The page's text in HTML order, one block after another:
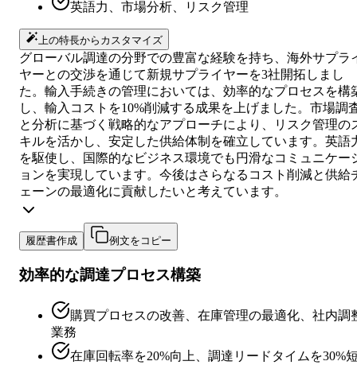
英語力、市場分析、リスク管理
上の特長からカスタマイズ
グローバル調達の分野での豊富な経験を持ち、海外サプラ
ヤーとの交渉を通じて新規サプライヤーを3社開拓しまし
た。輸入手続きの管理においては、効率的なプロセスを構
し、輸入コストを10%削減する成果を上げました。市場調
と分析に基づく戦略的なアプローチにより、リスク管理の
キルを活かし、安定した供給体制を確立しています。英語
を駆使し、国際的なビジネス環境でも円滑なコミュニケー
ョンを実現しています。今後はさらなるコスト削減と供給
ェーンの最適化に貢献したいと考えています。
履歴書作成 例文をコピー
効率的な調達プロセス構築
購買プロセスの改善、在庫管理の最適化、社内調
業務
在庫回転率を20%向上、調達リードタイムを30%